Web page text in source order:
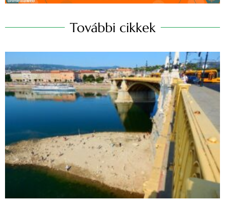
További cikkek